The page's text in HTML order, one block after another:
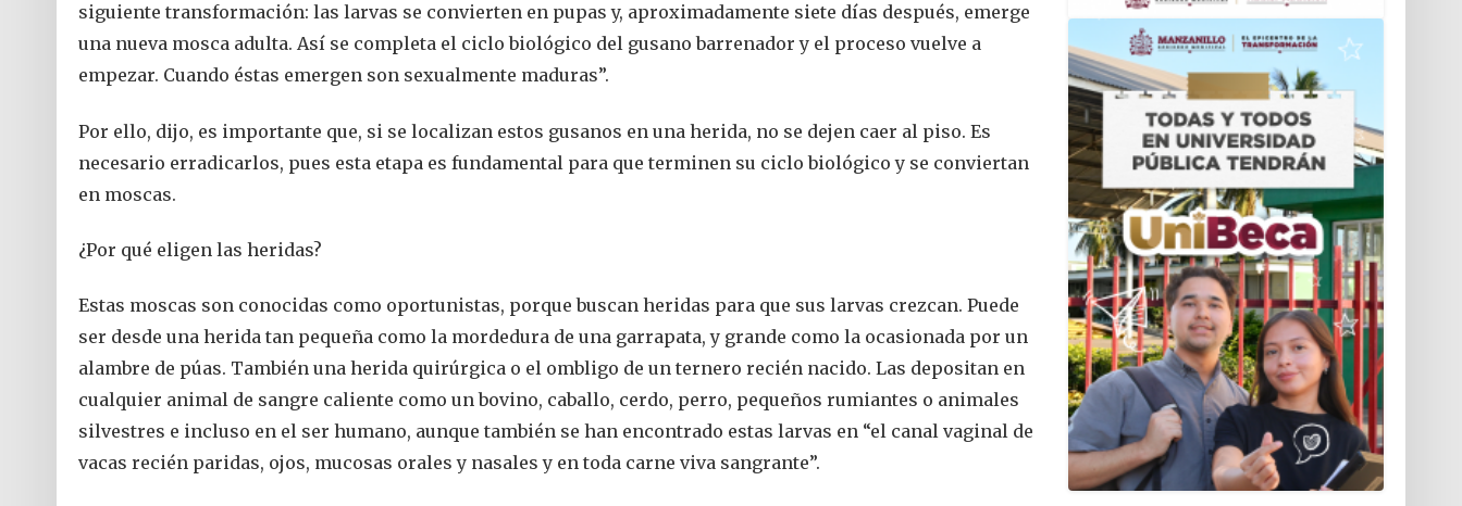
siguiente transformación: las larvas se convierten en pupas y, aproximadamente siete días después, emerge
una nueva mosca adulta. Así se completa el ciclo biológico del gusano barrenador y el proceso vuelve a
empezar. Cuando éstas emergen son sexualmente maduras”.
Por ello, dijo, es importante que, si se localizan estos gusanos en una herida, no se dejen caer al piso. Es
necesario erradicarlos, pues esta etapa es fundamental para que terminen su ciclo biológico y se conviertan
en moscas.
¿Por qué eligen las heridas?
Estas moscas son conocidas como oportunistas, porque buscan heridas para que sus larvas crezcan. Puede
ser desde una herida tan pequeña como la mordedura de una garrapata, y grande como la ocasionada por un
alambre de púas. También una herida quirúrgica o el ombligo de un ternero recién nacido. Las depositan en
cualquier animal de sangre caliente como un bovino, caballo, cerdo, perro, pequeños rumiantes o animales
silvestres e incluso en el ser humano, aunque también se han encontrado estas larvas en “el canal vaginal de
vacas recién paridas, ojos, mucosas orales y nasales y en toda carne viva sangrante”.